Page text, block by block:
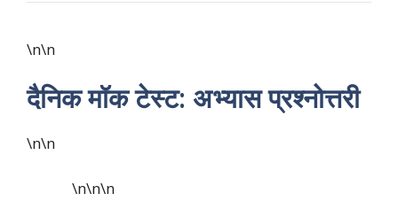
\n\n
दैनिक मॉक टेस्ट: अभ्यास प्रश्नोत्तरी
\n\n
\n\n\n